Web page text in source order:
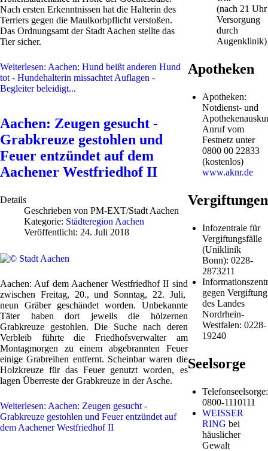
Nach ersten Erkenntnissen hat die Halterin des
Terriers gegen die Maulkorbpflicht verstoßen.
Das Ordnungsamt der Stadt Aachen stellte das
Tier sicher.
Weiterlesen: Aachen: Hund beißt anderen Hund
tot - Hundehalterin missachtet Auflagen -
Begleiter beleidigt...
Aachen: Zeugen gesucht -
Grabkreuze gestohlen und
Feuer entzündet auf dem
Aachener Westfriedhof II
Details
Geschrieben von PM-EXT/Stadt Aachen
Kategorie: Städteregion Aachen
Veröffentlicht: 24. Juli 2018
Aachen: Auf dem Aachener Westfriedhof II sind
zwischen Freitag, 20., und Sonntag, 22. Juli,
neun Gräber geschändet worden. Unbekannte
Täter haben dort jeweils die hölzernen
Grabkreuze gestohlen. Die Suche nach deren
Verbleib führte die Friedhofsverwalter am
Montagmorgen zu einem abgebrannten Feuer
einige Grabreihen entfernt. Scheinbar waren die
Holzkreuze für das Feuer genutzt worden, es
lagen Überreste der Grabkreuze in der Asche.
Weiterlesen: Aachen: Zeugen gesucht -
Grabkreuze gestohlen und Feuer entzündet auf
dem Aachener Westfriedhof II
(nach 21 Uhr
Versorgung
durch
Augenklinik)
Apotheken
Apotheken:
Notdienst- und
Anruf vom
Festnetz unter
0800 00 22833
(kostenlos)
www.aknr.de
Vergiftungen
Infozentrale für
Vergiftungsfälle
(Uniklinik
Bonn): 0228-
2873211
gegen Vergiftung
des Landes
Nordrhein-
Westfalen: 0228-
19240
Seelsorge
Telefonseelsorge:
0800-1110111
WEISSER
RING bei
häuslicher
Gewalt